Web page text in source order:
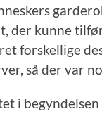
der kunne
forskellige
så der var
i begyndelsen